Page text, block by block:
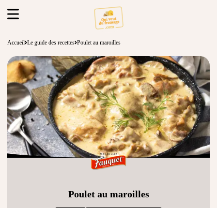
Accueil Le guide des recettes Poulet au maroilles
Poulet au maroilles